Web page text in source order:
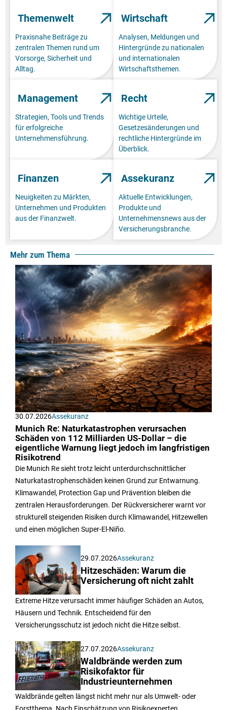
Themenwelt
Praxisnahe Beiträge zu
zentralen Themen rund um
Vorsorge, Sicherheit und
Alltag.
Wirtschaft
Analysen, Meldungen und
Hintergründe zu nationalen
und internationalen
Wirtschaftsthemen.
Management
Strategien, Tools und Trends
für erfolgreiche
Unternehmensführung.
Recht
Wichtige Urteile,
Gesetzesänderungen und
rechtliche Hintergründe im
Überblick.
Finanzen
Neuigkeiten zu Märkten,
Unternehmen und Produkten
aus der Finanzwelt.
Assekuranz
Aktuelle Entwicklungen,
Produkte und
Unternehmensnews aus der
Versicherungsbranche.
Mehr zum Thema
30.07.2026Assekuranz
Munich Re: Naturkatastrophen verursachen
Schäden von 112 Milliarden US-Dollar – die
eigentliche Warnung liegt jedoch im langfristigen
Risikotrend
Die Munich Re sieht trotz leicht unterdurchschnittlicher
Naturkatastrophenschäden keinen Grund zur Entwarnung.
Klimawandel, Protection Gap und Prävention bleiben die
zentralen Herausforderungen. Der Rückversicherer warnt vor
strukturell steigenden Risiken durch Klimawandel, Hitzewellen
und einen möglichen Super-El-Niño.
29.07.2026Assekuranz
Hitzeschäden: Warum die
Versicherung oft nicht zahlt
Extreme Hitze verursacht immer häufiger Schäden an Autos,
Häusern und Technik. Entscheidend für den
Versicherungsschutz ist jedoch nicht die Hitze selbst.
27.07.2026Assekuranz
Waldbrände werden zum
Risikofaktor für
Industrieunternehmen
Waldbrände gelten längst nicht mehr nur als Umwelt- oder
Forstthema. Nach Einschätzung von Risikoexperten